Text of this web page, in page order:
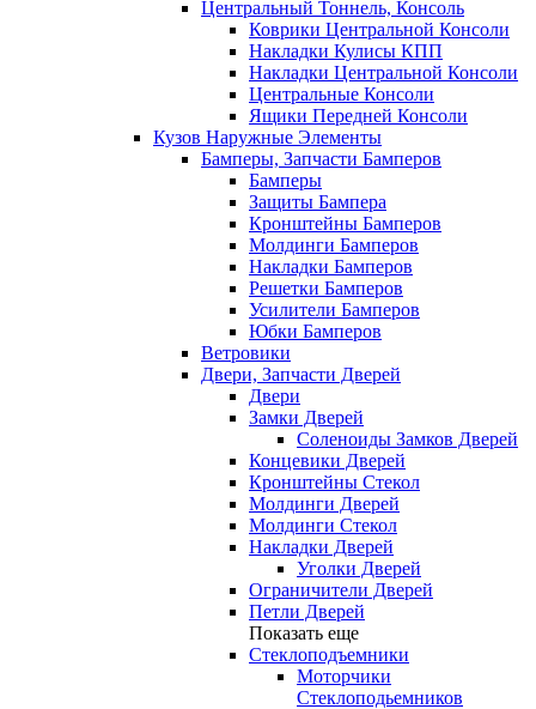
Центральный Тоннель, Консоль
Коврики Центральной Консоли
Накладки Кулисы КПП
Накладки Центральной Консоли
Центральные Консоли
Ящики Передней Консоли
Кузов Наружные Элементы
Бамперы, Запчасти Бамперов
Бамперы
Защиты Бампера
Кронштейны Бамперов
Молдинги Бамперов
Накладки Бамперов
Решетки Бамперов
Усилители Бамперов
Юбки Бамперов
Ветровики
Двери, Запчасти Дверей
Двери
Замки Дверей
Соленоиды Замков Дверей
Концевики Дверей
Кронштейны Стекол
Молдинги Дверей
Молдинги Стекол
Накладки Дверей
Уголки Дверей
Ограничители Дверей
Петли Дверей
Показать еще
Стеклоподъемники
Моторчики
Стеклоподьемников